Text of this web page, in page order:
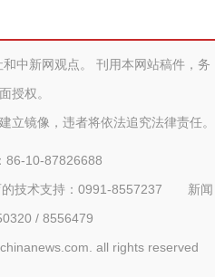
中新网观点。 刊用本网站稿件，务
授权。
立镜像，违者将依法追究法律责任。
86-10-87826688
技术支持：0991-8557237 新闻
/ 8556479
all rights reserved